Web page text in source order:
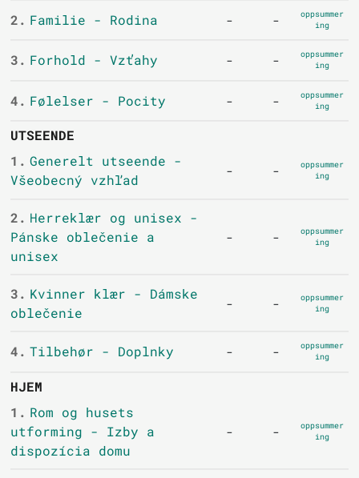
2. Familie - Rodina - -
oppsummer
ing
3. Forhold - Vzťahy - -
oppsummer
ing
4. Følelser - Pocity - -
oppsummer
ing
UTSEENDE
1. Generelt utseende -
Všeobecný vzhľad
- -
oppsummer
ing
2. Herreklær og unisex -
Pánske oblečenie a
unisex
- -
oppsummer
ing
3. Kvinner klær - Dámske
oblečenie
- -
oppsummer
ing
4. Tilbehør - Doplnky - -
oppsummer
ing
HJEM
1. Rom og husets
utforming - Izby a
dispozícia domu
- -
oppsummer
ing